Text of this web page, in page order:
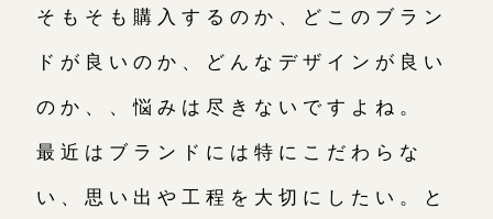
そもそも購入するのか、どこのブラン
ドが良いのか、どんなデザインが良い
のか、、悩みは尽きないですよね。
最近はブランドには特にこだわらな
い、思い出や工程を大切にしたい。と
京都店 来店ご予約
広島店 来店ご予約
オーダーメイド ご予約